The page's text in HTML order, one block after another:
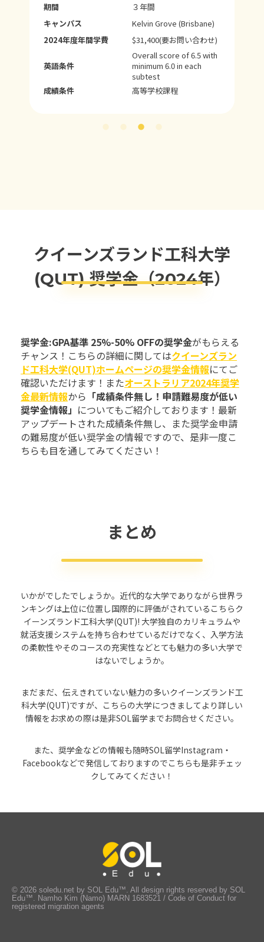
期間
３年間
キャンパス
Kelvin Grove (Brisbane)
2024年度年間学費
$31,400(要お問い合わせ)
英語条件
Overall score of 6.5 with
minimum 6.0 in each
subtest
成績条件
高等学校課程
クイーンズランド工科大学
(QUT) 奨学金（2024年）
奨学金:GPA基準 25%-50% OFFの奨学金がもらえる
チャンス！こちらの詳細に関してはクイーンズラン
ド工科大学(QUT)ホームページの奨学金情報にてご
確認いただけます！またオーストラリア2024年奨学
金最新情報から 「成績条件無し！申請難易度が低い
奨学金情報」 についてもご紹介しております！最新
アップデートされた成績条件無し、また奨学金申請
の難易度が低い奨学金の情報ですので、是非一度こ
ちらも目を通してみてください！
まとめ
いかがでしたでしょうか。近代的な大学でありながら世界ラ
ンキングは上位に位置し国際的に評価がされているこちらク
イーンズランド工科大学(QUT)! 大学独自のカリキュラムや
就活支援システムを持ち合わせているだけでなく、入学方法
の柔軟性やそのコースの充実性などとても魅力の多い大学で
はないでしょうか。
まだまだ、伝えきれていない魅力の多いクイーンズランド工
科大学(QUT)ですが、こちらの大学につきましてより詳しい
情報をお求めの際は是非SOL留学までお問合せください。
また、奨学金などの情報も随時SOL留学Instagram・
Facebookなどで発信しておりますのでこちらも是非チェッ
クしてみてください！
© 2026 soledu.net by SOL Edu™. All design rights reserved by SOL
Edu™. Namho Kim (Namo) MARN 1683521 / Code of Conduct for
registered migration agents